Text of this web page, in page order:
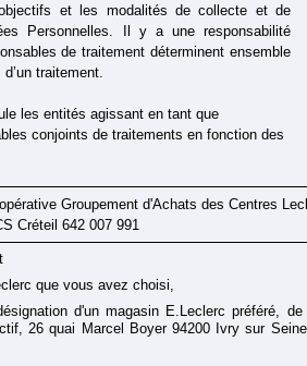
et les modalités de collecte et de
Personnelles. Il y a une responsabilité
de traitement déterminent ensemble
traitement.
les entités agissant en tant que
conjoints de traitements en fonction des
Groupement d'Achats des Centres
Créteil 642 007 991
que vous avez choisi,
d'un magasin E.Leclerc préféré,
26 quai Marcel Boyer 94200 Ivry sur